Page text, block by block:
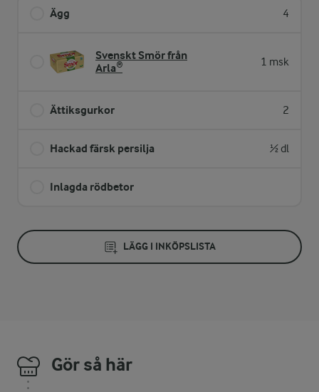
Ägg 4
Svenskt Smör från
Arla®
1 msk
Ättiksgurkor 2
Hackad färsk persilja ½ dl
Inlagda rödbetor
LÄGG I INKÖPSLISTA
Gör så här